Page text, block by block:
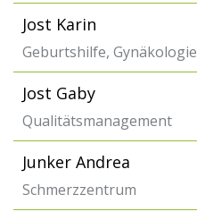
Jost Karin
Geburtshilfe, Gynäkologie
Jost Gaby
Qualitätsmanagement
Junker Andrea
Schmerzzentrum